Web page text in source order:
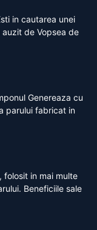
in cautarea unei
de Vopsea de
Genereaza cu
parului fabricat in
folosit in mai multe
Beneficiile sale